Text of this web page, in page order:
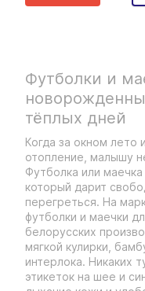
Футболки и
тёплых дней
Когда за окном лето
отопление, малышу
Футболка или
который дарит
перегреться. На
футболки и маечки
белорусских
мягкой кулирки,
интерлока. Никаких
этикеток на шее и